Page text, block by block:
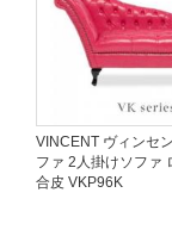
VINCENT ヴィンセ
ファ 2人掛けソファ
合皮 VKP96K